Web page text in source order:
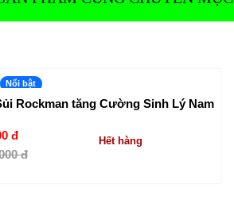
Nổi bật
Rockman tăng Cường Sinh Lý Nam
đ
đ
Hết hàng